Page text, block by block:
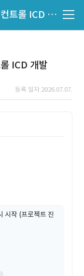
C/C++ 기반 3축 직교장치 컨트롤 ICD 개발
ICD 개발
등록 일자 2026.07.07.
시작 (프로젝트 진